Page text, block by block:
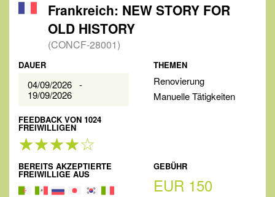
Frankreich: NEW STORY FOR
OLD HISTORY
(CONCF-28001)
DAUER
04/09/2026 -
19/09/2026
FEEDBACK VON 1024
FREIWILLIGEN
THEMEN
Renovierung
Manuelle Tätigkeiten
BEREITS AKZEPTIERTE
FREIWILLIGE AUS
GEBÜHR
EUR 150